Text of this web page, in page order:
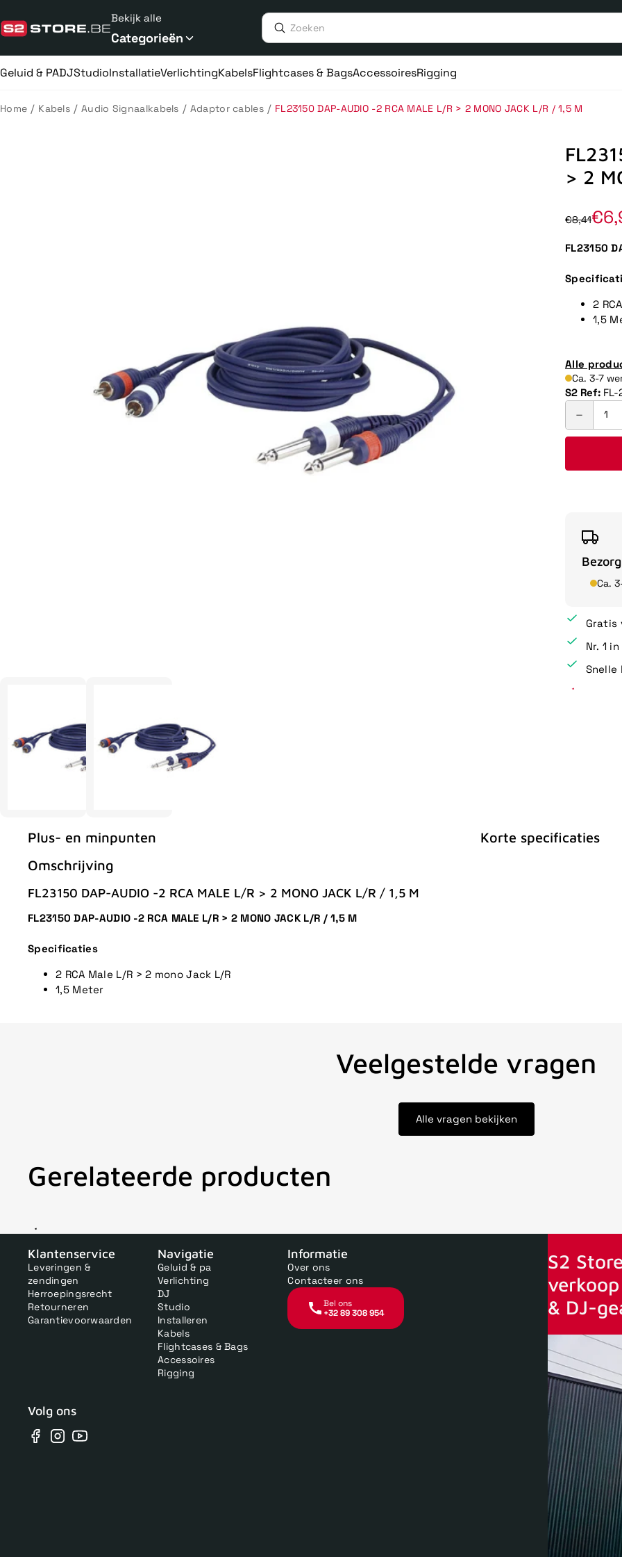
naar
de
Bekijk alle
Categorieën
Geluid & PADJStudioInstallatieVerlichtingKabelsFlightcases & BagsAccessoiresRigging
Home / Kabels / Audio Signaalkabels / Adaptor cables / FL23150 DAP-AUDIO -2 RCA MALE L/R > 2 MONO JACK L/R / 1,5 M
> 2
€8,41
FL23150
2
1,5
Alle
Ca. 3-7
S2 Ref:
Ca.
Gratis
Nr. 1
Snelle
Plus- en minpunten
Omschrijving
FL23150 DAP-AUDIO -2 RCA MALE L/R > 2 MONO JACK L/R / 1,5 M
FL23150 DAP-AUDIO -2 RCA MALE L/R > 2 MONO JACK L/R / 1,5 M
Specificaties
2 RCA Male L/R > 2 mono Jack L/R
1,5 Meter
Korte specificaties
Veelgestelde vragen
Alle vragen bekijken
Gerelateerde producten
Voor 15uur besteld, zelfde dag verstuurd Echte winkel +35 jaar
Klantenservice
Leveringen &
zendingen
Herroepingsrecht
Retourneren
Garantievoorwaarden
Navigatie
Geluid & pa
Verlichting
DJ
Studio
Installeren
Kabels
Flightcases & Bags
Accessoires
Rigging
Informatie
Over ons
Contacteer ons
Bel ons
+32 89 308 954
Volg ons
Facebook
Instagram
YouTube
S2
& DJ-